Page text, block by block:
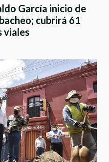
García inicio de
cubrirá 61
viales